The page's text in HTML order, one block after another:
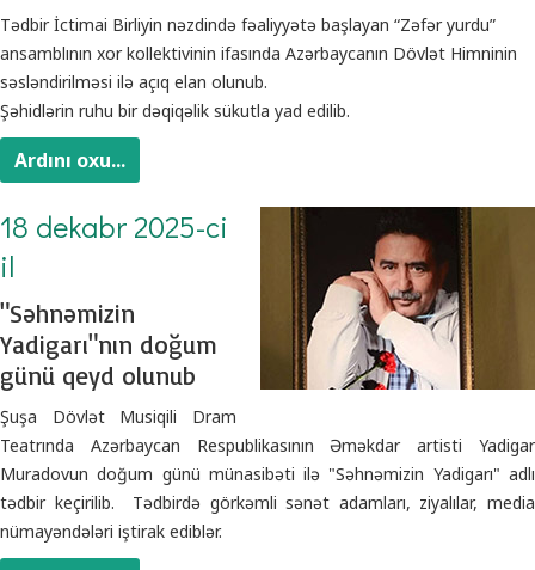
Tədbir İctimai Birliyin nəzdində fəaliyyətə başlayan “Zəfər yurdu”
ansamblının xor kollektivinin ifasında Azərbaycanın Dövlət Himninin
səsləndirilməsi ilə açıq elan olunub.
Şəhidlərin ruhu bir dəqiqəlik sükutla yad edilib.
Ardını oxu...
18 dekabr 2025-ci
il
"Səhnəmizin
Yadigarı"nın doğum
günü qeyd olunub
Şuşa Dövlət Musiqili Dram
Teatrında Azərbaycan Respublikasının Əməkdar artisti Yadigar
Muradovun doğum günü münasibəti ilə "Səhnəmizin Yadigarı" adlı
tədbir keçirilib. Tədbirdə görkəmli sənət adamları, ziyalılar, media
nümayəndələri iştirak ediblər.